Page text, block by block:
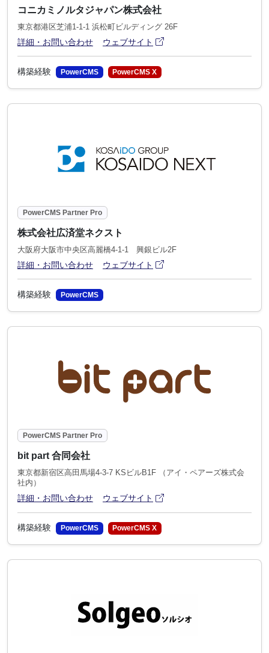
コニカミノルタジャパン株式会社
東京都港区芝浦1-1-1 浜松町ビルディング 26F
詳細・お問い合わせ ウェブサイト
構築経験 PowerCMS PowerCMS X
PowerCMS Partner Pro
株式会社広済堂ネクスト
大阪府大阪市中央区高麗橋4-1-1 興銀ビル2F
詳細・お問い合わせ ウェブサイト
構築経験 PowerCMS
PowerCMS Partner Pro
bit part 合同会社
東京都新宿区高田馬場4-3-7 KSビルB1F （アイ・ペアーズ株式会
社内）
詳細・お問い合わせ ウェブサイト
構築経験 PowerCMS PowerCMS X